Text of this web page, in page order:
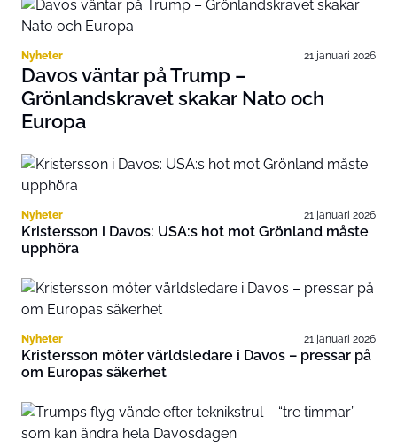
Nyheter 21 januari 2026
Davos väntar på Trump –
Grönlandskravet skakar Nato och
Europa
Nyheter 21 januari 2026
Kristersson i Davos: USA:s hot mot Grönland måste
upphöra
Nyheter 21 januari 2026
Kristersson möter världsledare i Davos – pressar på
om Europas säkerhet